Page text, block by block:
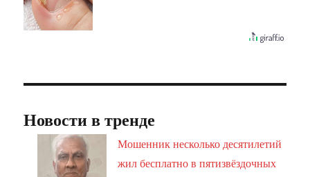
Новости в тренде
Мошенник несколько десятилетий
жил бесплатно в пятизвёздочных